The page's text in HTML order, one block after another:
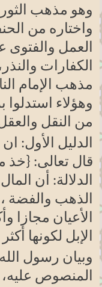
وهو مذهب
واختاره من
العمل
الكفارات
مذهب الإمام
وهؤلاء استدلوا
من النقل
الدليل الأول:
قال تعالى: {خذ
الدلالة: أن
الذهب والفضة
الأعيان مجازا
الإبل لكونها
وبيان رسول
المنصوص عليه،